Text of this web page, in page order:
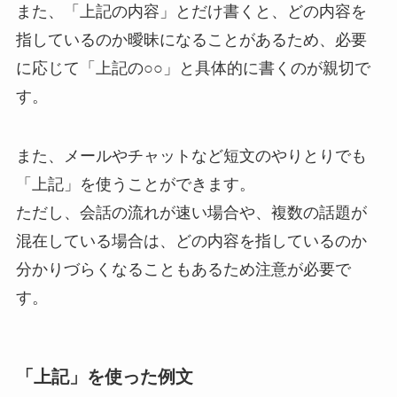
また、「上記の内容」とだけ書くと、どの内容を
指しているのか曖昧になることがあるため、必要
に応じて「上記の○○」と具体的に書くのが親切で
す。
また、メールやチャットなど短文のやりとりでも
「上記」を使うことができます。
ただし、会話の流れが速い場合や、複数の話題が
混在している場合は、どの内容を指しているのか
分かりづらくなることもあるため注意が必要で
す。
「上記」を使った例文